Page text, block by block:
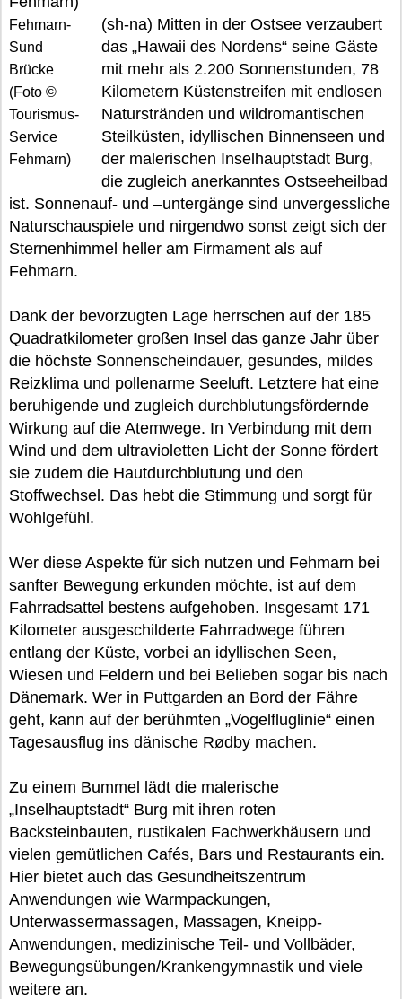
Fehmarn-
Sund
Brücke
(Foto ©
Tourismus-
Service
Fehmarn)
(sh-na) Mitten in der Ostsee verzaubert
das „Hawaii des Nordens“ seine Gäste
mit mehr als 2.200 Sonnenstunden, 78
Kilometern Küstenstreifen mit endlosen
Naturstränden und wildromantischen
Steilküsten, idyllischen Binnenseen und
der malerischen Inselhauptstadt Burg,
die zugleich anerkanntes Ostseeheilbad
ist. Sonnenauf- und –untergänge sind unvergessliche
Naturschauspiele und nirgendwo sonst zeigt sich der
Sternenhimmel heller am Firmament als auf
Fehmarn.
Dank der bevorzugten Lage herrschen auf der 185
Quadratkilometer großen Insel das ganze Jahr über
die höchste Sonnenscheindauer, gesundes, mildes
Reizklima und pollenarme Seeluft. Letztere hat eine
beruhigende und zugleich durchblutungsfördernde
Wirkung auf die Atemwege. In Verbindung mit dem
Wind und dem ultravioletten Licht der Sonne fördert
sie zudem die Hautdurchblutung und den
Stoffwechsel. Das hebt die Stimmung und sorgt für
Wohlgefühl.
Wer diese Aspekte für sich nutzen und Fehmarn bei
sanfter Bewegung erkunden möchte, ist auf dem
Fahrradsattel bestens aufgehoben. Insgesamt 171
Kilometer ausgeschilderte Fahrradwege führen
entlang der Küste, vorbei an idyllischen Seen,
Wiesen und Feldern und bei Belieben sogar bis nach
Dänemark. Wer in Puttgarden an Bord der Fähre
geht, kann auf der berühmten „Vogelfluglinie“ einen
Tagesausflug ins dänische Rødby machen.
Zu einem Bummel lädt die malerische
„Inselhauptstadt“ Burg mit ihren roten
Backsteinbauten, rustikalen Fachwerkhäusern und
vielen gemütlichen Cafés, Bars und Restaurants ein.
Hier bietet auch das Gesundheitszentrum
Anwendungen wie Warmpackungen,
Unterwassermassagen, Massagen, Kneipp-
Anwendungen, medizinische Teil- und Vollbäder,
Bewegungsübungen/Krankengymnastik und viele
weitere an.